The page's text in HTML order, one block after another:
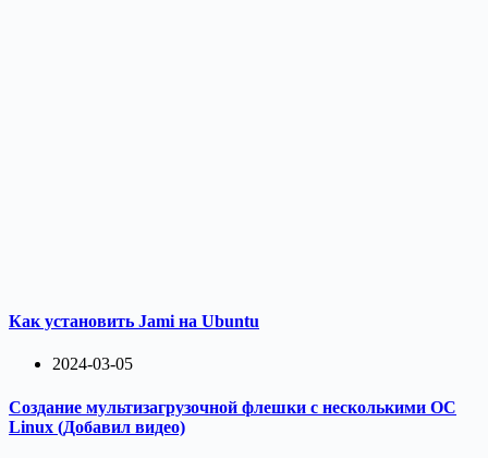
Как установить Jami на Ubuntu
2024-03-05
Создание мультизагрузочной флешки с несколькими ОС
Linux (Добавил видео)